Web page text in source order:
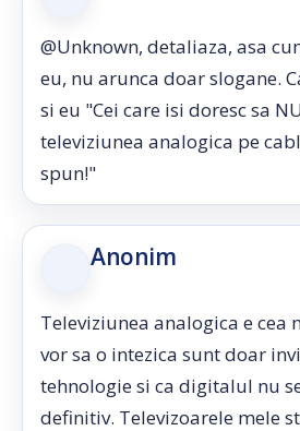
@Unknown, detaliaza, asa
eu, nu arunca doar slogane.
si eu "Cei care isi doresc sa
televiziunea analogica pe
spun!"
Anonim
Televiziunea analogica e cea
vor sa o intezica sunt doar
tehnologie si ca digitalul nu
definitiv. Televizoarele mele